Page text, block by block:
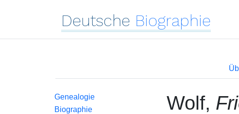
Deutsche Biographie
Genealogie
Biographie
Wolf,